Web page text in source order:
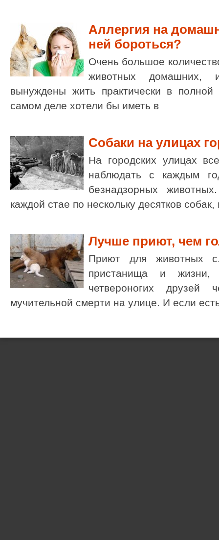
Аллергия на
ней бороться?
Очень большое
животных домашних,
вынуждены жить практически в
самом деле хотели бы иметь в
Собаки на улицах
На городских улицах
наблюдать с каждым
безнадзорных
каждой стае по нескольку десятков собак,
Лучше приют, чем
Приют для животных
пристанища и
четвероногих друзей
мучительной смерти на улице. И если